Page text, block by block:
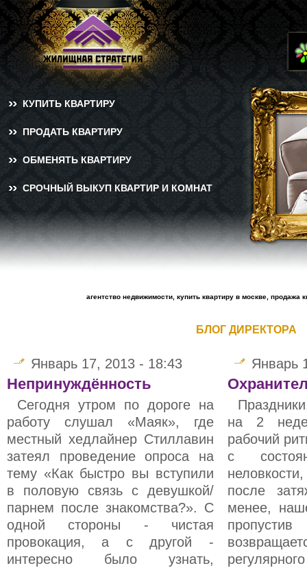
КУПИТЬ КВАРТИРУ
ПРОДАТЬ КВАРТИРУ
ОБМЕНЯТЬ КВАРТИРУ
СРОЧНЫЙ ВЫКУП КВАРТИР И КОМНАТ
агентство недвижимости, купить квартиру в москве, продажа
БЛОГ ДИРЕКТОРА
Январь 17, 2013 - 18:43
Непринуждённость
Сегодня утром по дороге на
работу слушал «Маяк», где
местный хедлайнер Стиллавин
затеял проведение опроса на
тему «Как быстро вы вступили
в половую связь с девушкой/
парнем после знакомства?». С
одной стороны - чистая
провокация, а с другой -
интересно было узнать,
Январь
на 2
рабочий
с
после
менее,